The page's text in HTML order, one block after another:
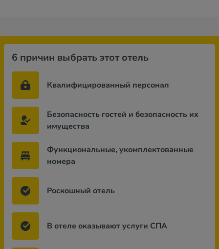
6 причин выбрать этот отель
Квалифицированный персонал
Безопасность гостей и безопасность их
имущества
Функциональные, укомплектованные
номера
Роскошный отель
В отеле оказывают услуги СПА